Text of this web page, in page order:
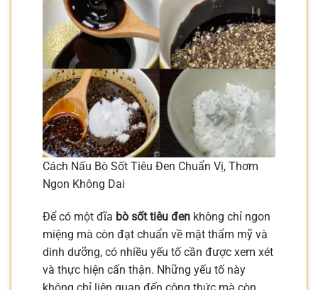
Cách Nấu Bò Sốt Tiêu Đen Chuẩn Vị, Thơm
Ngon Không Dai
Để có một đĩa bò sốt tiêu đen không chỉ ngon
miệng mà còn đạt chuẩn về mặt thẩm mỹ và
dinh dưỡng, có nhiều yếu tố cần được xem xét
và thực hiện cẩn thận. Những yếu tố này